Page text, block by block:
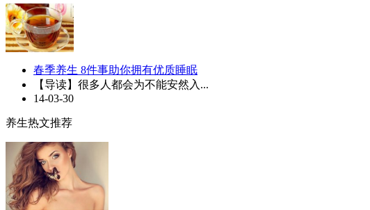
春季养生 8件事助你拥有优质睡眠
【导读】很多人都会为不能安然入...
14-03-30
养生热文推荐